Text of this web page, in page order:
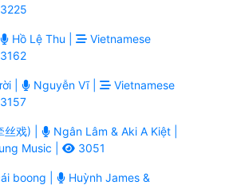
3225
Hồ Lệ Thu |
Vietnamese
3162
| Nguyễn Vĩ |
Vietnamese
3157
丝戏) |
Ngân Lâm & Aki A Kiệt |
Music |
3051
boong |
Huỳnh James &